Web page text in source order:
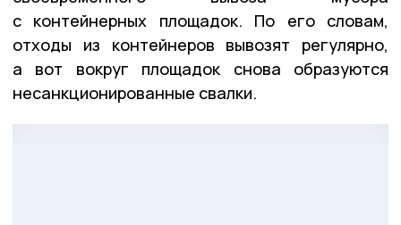
с контейнерных площадок. По его словам,
отходы из контейнеров вывозят регулярно,
а вот вокруг площадок снова образуются
несанкционированные свалки.